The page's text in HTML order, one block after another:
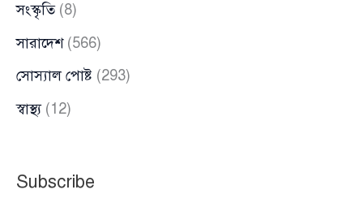
সংস্কৃতি(8)
সারাদেশ(566)
সোস্যাল পোষ্ট (293)
স্বাস্থ্য(12)
Subscribe